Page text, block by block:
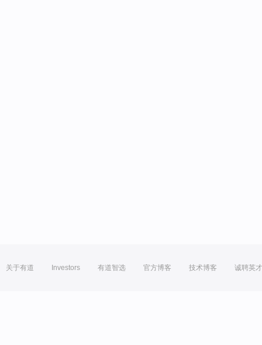
关于有道 Investors 有道智选 官方博客 技术博客 诚聘英才